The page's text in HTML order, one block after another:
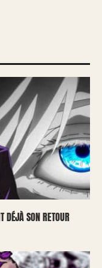
DÉJÀ SON RETOUR